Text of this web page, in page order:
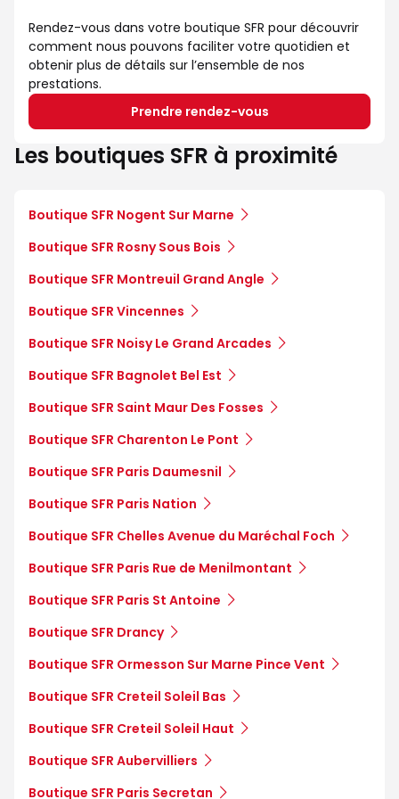
Rendez-vous dans votre boutique SFR pour découvrir
comment nous pouvons faciliter votre quotidien et
obtenir plus de détails sur l’ensemble de nos
prestations.
Prendre rendez-vous
Les boutiques SFR à proximité
Boutique SFR Nogent Sur Marne
Boutique SFR Rosny Sous Bois
Boutique SFR Montreuil Grand Angle
Boutique SFR Vincennes
Boutique SFR Noisy Le Grand Arcades
Boutique SFR Bagnolet Bel Est
Boutique SFR Saint Maur Des Fosses
Boutique SFR Charenton Le Pont
Boutique SFR Paris Daumesnil
Boutique SFR Paris Nation
Boutique SFR Chelles Avenue du Maréchal Foch
Boutique SFR Paris Rue de Menilmontant
Boutique SFR Paris St Antoine
Boutique SFR Drancy
Boutique SFR Ormesson Sur Marne Pince Vent
Boutique SFR Creteil Soleil Bas
Boutique SFR Creteil Soleil Haut
Boutique SFR Aubervilliers
Boutique SFR Paris Secretan